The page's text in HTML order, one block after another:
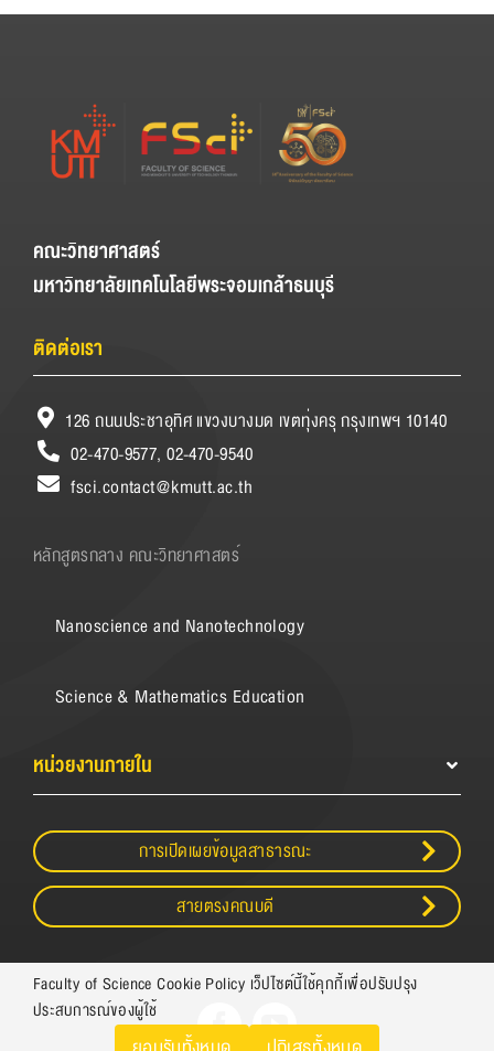
คณะวิทยาศาสตร์
มหาวิทยาลัยเทคโนโลยีพระจอมเกล้าธนบุรี
ติดต่อเรา
126 ถนนประชาอุทิศ แขวงบางมด เขตทุ่งครุ กรุงเทพฯ 10140
02-470-9577, 02-470-9540
fsci.contact@kmutt.ac.th
หลักสูตรกลาง คณะวิทยาศาสตร์
Nanoscience and Nanotechnology
Science & Mathematics Education
หน่วยงานภายใน
การเปิดเผยข้อมูลสาธารณะ
สายตรงคณบดี
Faculty of Science Cookie Policy เว็ปไซต์นี้ใช้คุกกี้เพื่อปรับปรุง
ประสบการณ์ของผู้ใช้